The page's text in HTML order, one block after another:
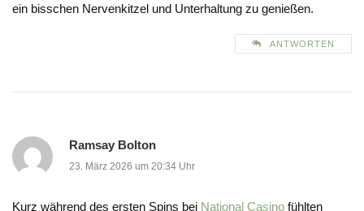
ein bisschen Nervenkitzel und Unterhaltung zu genießen.
ANTWORTEN
Ramsay Bolton
23. März 2026 um 20:34 Uhr
Kurz während des ersten Spins bei National Casino fühlten